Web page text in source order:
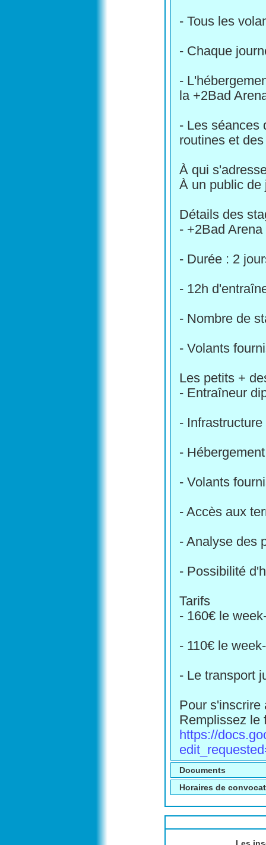
- Tous les
- Chaque
-
la +2Bad
- Les séances
routines et
À qui
À un public de
Détails des
- +2Bad
- Durée : 2
- 12h
- Nombre de
- Volants
Les petits +
- Entraîneur
-
-
- Volants
- Accès aux
- Analyse des
- Possibilité
Tarifs
- 160€ le
- 110€ le
- Le transport
Pour s'inscrire
Remplissez le
https://
Documents
Horaires de
Les